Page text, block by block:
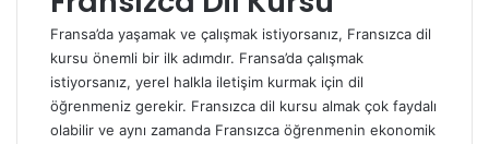
Fransa’da yaşamak ve çalışmak istiyorsanız, Fransızca dil
kursu önemli bir ilk adımdır. Fransa’da çalışmak
istiyorsanız, yerel halkla iletişim kurmak için dil
öğrenmeniz gerekir. Fransızca dil kursu almak çok faydalı
olabilir ve aynı zamanda Fransızca öğrenmenin ekonomik